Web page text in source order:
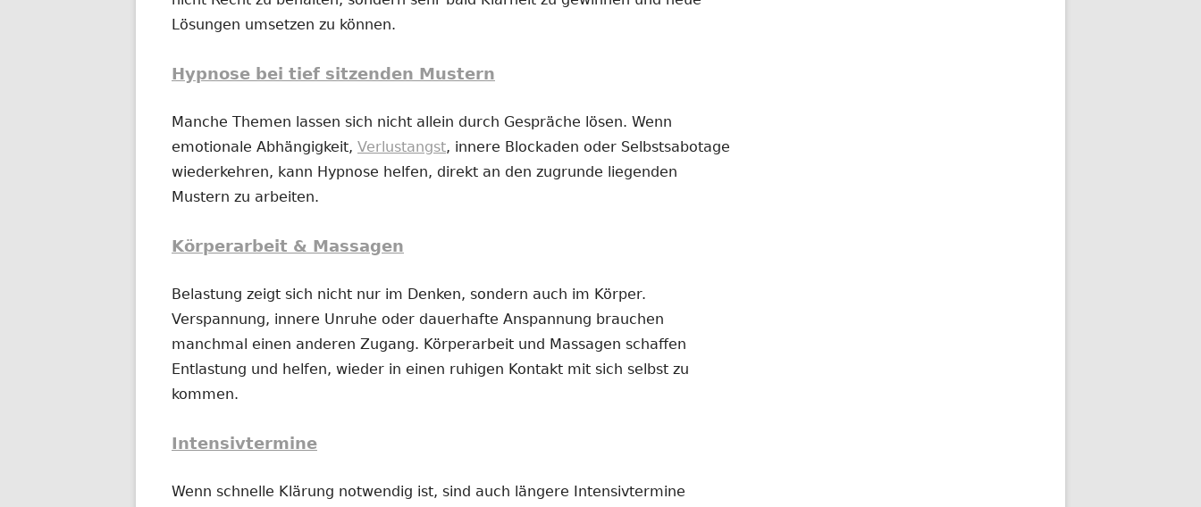
Lösungen umsetzen zu können.
Hypnose bei tief sitzenden Mustern
Manche Themen lassen sich nicht allein durch Gespräche lösen. Wenn
emotionale Abhängigkeit, Verlustangst, innere Blockaden oder Selbstsabotage
wiederkehren, kann Hypnose helfen, direkt an den zugrunde liegenden
Mustern zu arbeiten.
Körperarbeit & Massagen
Belastung zeigt sich nicht nur im Denken, sondern auch im Körper.
Verspannung, innere Unruhe oder dauerhafte Anspannung brauchen
manchmal einen anderen Zugang. Körperarbeit und Massagen schaffen
Entlastung und helfen, wieder in einen ruhigen Kontakt mit sich selbst zu
kommen.
Intensivtermine
Wenn schnelle Klärung notwendig ist, sind auch längere Intensivtermine